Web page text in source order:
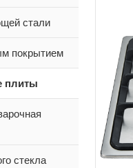
стали
покрытием
плиты
стекла